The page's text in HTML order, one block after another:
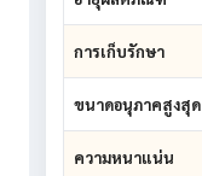
การเก็บรักษา
ขนาดอนุภาคสูงสุด
ความหนาแน่น